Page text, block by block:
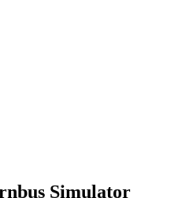
Simulator